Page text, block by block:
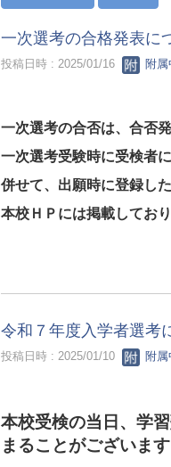
一次選考の合格発表に
投稿日時 : 2025/01/16 附属
一次選考の合否は、合否
一次選考受験時に受検者
併せて、出願時に登録し
本校ＨＰには掲載してお
令和７年度入学者選考
投稿日時 : 2025/01/10 附属
本校受検の当日、学
まることがございます